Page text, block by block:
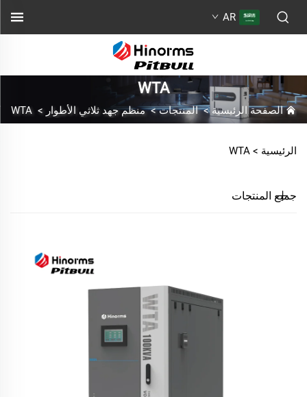
AR
WTA
الصفحة الرئيسية >المنتجات>منظم جهد ثلاثي الأطوار >
WTA
الرئيسية > WTA
جميع المنتجات